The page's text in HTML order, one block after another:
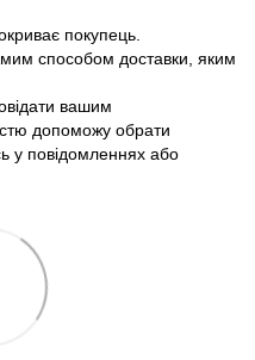
покупець.
способом доставки, яким
вашим
допоможу обрати
у повідомленнях або